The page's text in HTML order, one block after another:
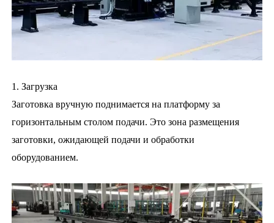
1. Загрузка
Заготовка вручную поднимается на платформу за
горизонтальным столом подачи. Это зона размещения
заготовки, ожидающей подачи и обработки
оборудованием.